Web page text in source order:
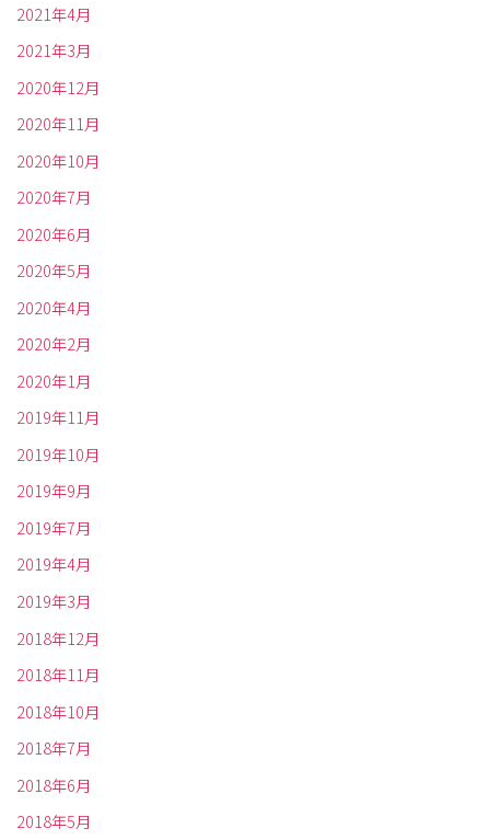
2021年4月
2021年3月
2020年12月
2020年11月
2020年10月
2020年7月
2020年6月
2020年5月
2020年4月
2020年2月
2020年1月
2019年11月
2019年10月
2019年9月
2019年7月
2019年4月
2019年3月
2018年12月
2018年11月
2018年10月
2018年7月
2018年6月
2018年5月